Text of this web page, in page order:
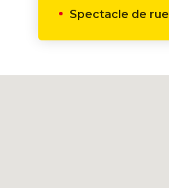
Spectacle de rue